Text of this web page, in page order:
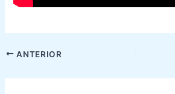
ANTERIOR